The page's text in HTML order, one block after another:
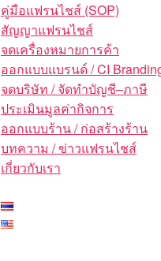
คู่มือแฟรนไชส์ (SOP)
สัญญาแฟรนไชส์
จดเครื่องหมายการค้า
ออกแบบแบรนด์ / CI
จดบริษัท / จัดทำบัญชี–ภาษี
ประเมินมูลค่ากิจการ
ออกแบบร้าน / ก่อสร้างร้าน
บทความ / ข่าวแฟรนไชส์
เกี่ยวกับเรา